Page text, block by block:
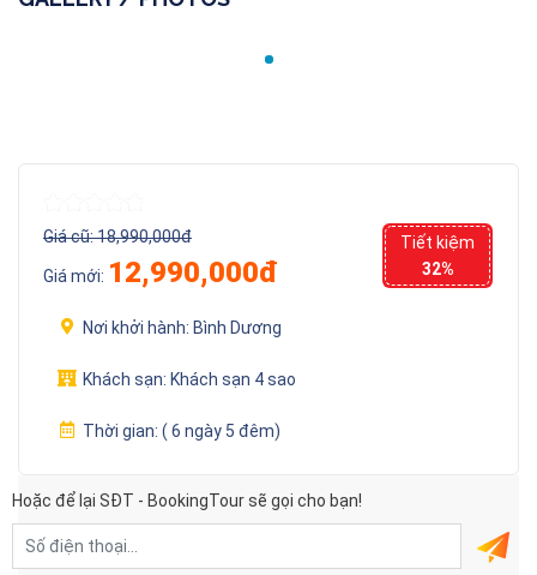
Giá cũ:18,990,000đ
Giá mới: 12,990,000đ
Tiết kiệm
32%
Nơi khởi hành:Bình Dương
Khách sạn:Khách sạn 4 sao
Thời gian:( 6 ngày 5 đêm)
Hoặc để lại SĐT - BookingTour sẽ gọi cho bạn!